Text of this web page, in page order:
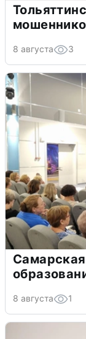
8 августа 3
8 августа 1